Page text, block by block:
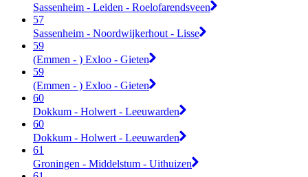
Sassenheim - Leiden - Roelofarendsveen
57
Sassenheim - Noordwijkerhout - Lisse
59
(Emmen - ) Exloo - Gieten
59
(Emmen - ) Exloo - Gieten
60
Dokkum - Holwert - Leeuwarden
60
Dokkum - Holwert - Leeuwarden
61
Groningen - Middelstum - Uithuizen